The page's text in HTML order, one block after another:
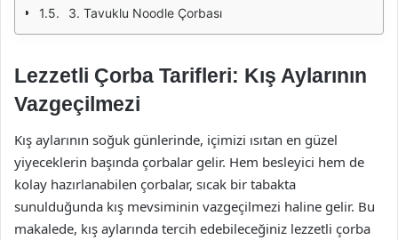
3. Tavuklu Noodle Çorbası
Lezzetli Çorba Tarifleri: Kış Aylarının
Vazgeçilmezi
Kış aylarının soğuk günlerinde, içimizi ısıtan en güzel
yiyeceklerin başında çorbalar gelir. Hem besleyici hem de
kolay hazırlanabilen çorbalar, sıcak bir tabakta
sunulduğunda kış mevsiminin vazgeçilmezi haline gelir. Bu
makalede, kış aylarında tercih edebileceğiniz lezzetli çorba